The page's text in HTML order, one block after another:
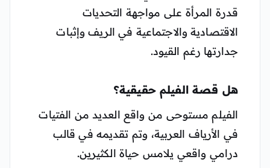
قدرة المرأة على مواجهة التحديات
الاقتصادية والاجتماعية في الريف وإثبات
جدارتها رغم القيود.
هل قصة الفيلم حقيقية؟
الفيلم مستوحى من واقع العديد من الفتيات
في الأرياف العربية، وتم تقديمه في قالب
درامي واقعي يلامس حياة الكثيرين.